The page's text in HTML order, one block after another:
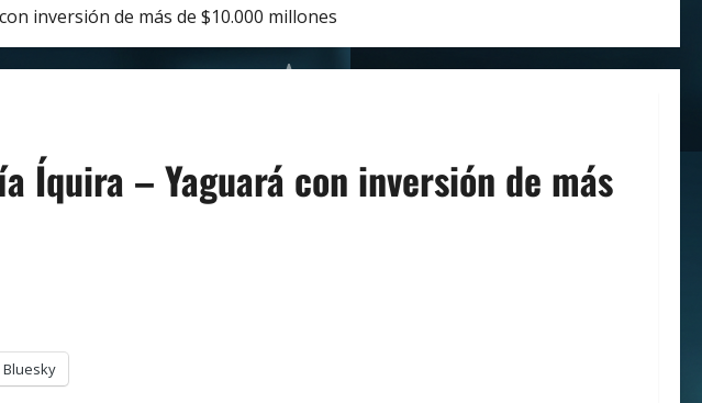
inversión de más de $10.000 millones
Íquira – Yaguará con inversión de más
Bluesky